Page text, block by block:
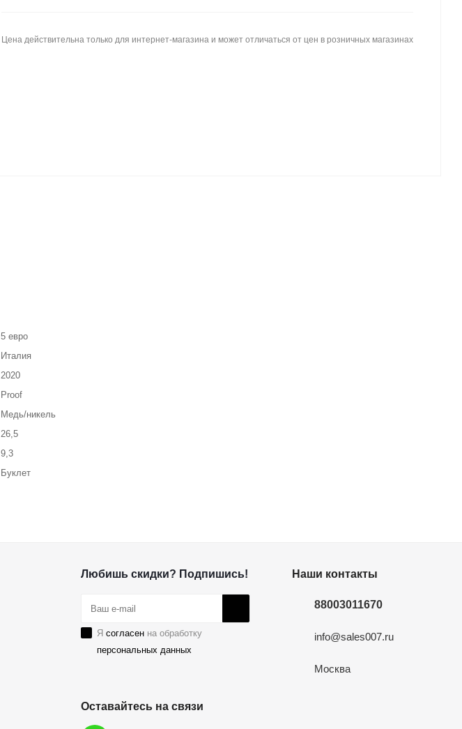
Цена действительна только для интернет-магазина и может отличаться от цен в розничных магазинах
5 евро
Италия
2020
Proof
Медь/никель
26,5
9,3
Буклет
Любишь скидки? Подпишись!
Я согласенна обработку
персональных данных
Оставайтесь на связи
Наши контакты
88003011670
info@sales007.ru
Москва